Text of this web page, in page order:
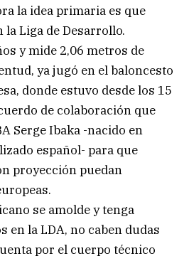
la idea primaria es que
Liga de Desarrollo.
y mide 2,06 metros de
ya jugó en el baloncesto
donde estuvo desde los 15
de colaboración que
Serge Ibaka -nacido en
español- para que
proyección puedan
se amolde y tenga
en la LDA, no caben dudas
por el cuerpo técnico